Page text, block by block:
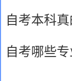
自考本科真
自考哪些专